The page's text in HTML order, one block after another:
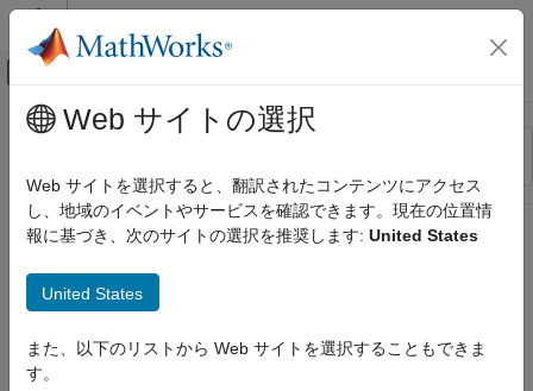
コンテンツへスキップ
オフキャンバス ナビゲーション メ
リソース
ステータス
メインコンテンツ
Web サイトの選択
Web サイトを選択すると、翻訳されたコンテンツにアクセス
し、地域のイベントやサービスを確認できます。現在の位置情
報に基づき、次のサイトの選択を推奨します: United States
United States
また、以下のリストから Web サイトを選択することもできま
す。